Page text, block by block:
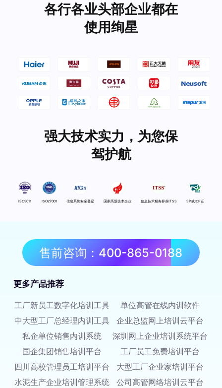
各行各业头部企业都在
使用绚星
强大技术实力，为您保
驾护航
ISO9011 ISO27001 信息系统安全登记 国家高新技术企业 信息技术服务标准ITSS SP或ICP证
售前咨询：400-865-0188
更多产品推荐
工厂新员工数字化培训工具
单位高管在线内训软件
中大型工厂总经理内训工具
企业总监网上培训云平台
私企单位销售内训系统
深圳网上企业培训系统平台
国企集团销售培训平台
工厂员工免费培训平台
四川高校管理员工培训平台
大型工厂企业家培训平台
水泥生产企业培训管理系统
公司高管网络培训云平台